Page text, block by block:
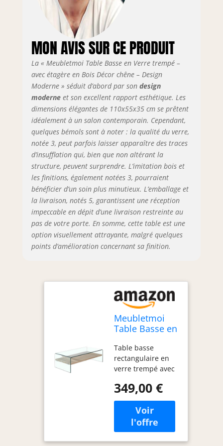
RENDEZ-VOUS (1
récupération de
l’article dans
l’agence de
livraison près de
chez vous.
MON AVIS SUR CE PRODUIT
La « Meubletmoi Table Basse en Verre trempé –
avec étagère en Bois Décor chêne – Design
Moderne » séduit d’abord par son design
moderneet son excellent rapport esthétique. Les
dimensions élégantes de 110x55x35 cm se prêtent
idéalement à un salon contemporain. Cependant,
quelques bémols sont à noter : la qualité du verre,
notée 3, peut parfois laisser apparaître des traces
d’insufflation qui, bien que non altérant la
structure, peuvent surprendre. L’imitation bois et
les finitions, également notées 3, pourraient
bénéficier d’un soin plus minutieux. L’emballage et
la livraison, notés 5, garantissent une réception
impeccable en dépit d’une livraison restreinte au
pas de votre porte. En somme, cette table est une
option visuellement attrayante, malgré quelques
points d’amélioration concernant sa finition.
Meubletmoi
Table Basse en
avec étagère
en Bois Decor
chêne - Design
Moderne - Ice
Table basse
rectangulaire en
verre trempé avec
décor chêne Beau
mariage du verre
et du bois pour un
design élégant et
raffiné Design
contemporain ultra
349,00 €